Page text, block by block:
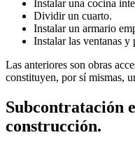
Instalar una cocina
Dividir un cuarto.
Instalar un armario
Instalar las ventanas y
Las anteriores son obras
constituyen, por sí mismas,
Subcontratación
construcción.